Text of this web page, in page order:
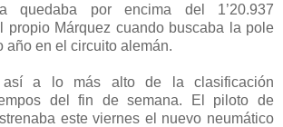
quedaba por encima del 1’20.937
propio Márquez cuando buscaba la pole
año en el circuito alemán.
a lo más alto de la clasificación
del fin de semana. El piloto de
este viernes el nuevo neumático